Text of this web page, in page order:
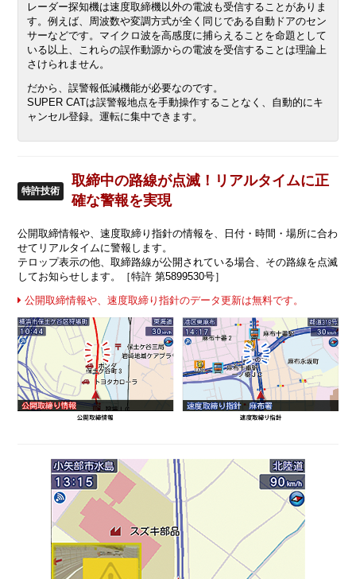
レーダー探知機は速度取締機以外の電波も受信することがありま
す。例えば、周波数や変調方式が全く同じである自動ドアのセン
サーなどです。マイクロ波を高感度に捕らえることを命題として
いる以上、これらの誤作動源からの電波を受信することは理論上
さけられません。
だから、誤警報低減機能が必要なのです。
SUPER CATは誤警報地点を手動操作することなく、自動的にキ
ャンセル登録。運転に集中できます。
特許技術
取締中の路線が点滅！リアルタイムに正
確な警報を実現
公開取締情報や、速度取締り指針の情報を、日付・時間・場所に合わ
せてリアルタイムに警報します。
テロップ表示の他、取締路線が公開されている場合、その路線を点滅
してお知らせします。［特許 第5899530号］
公開取締情報や、速度取締り指針のデータ更新は無料です。